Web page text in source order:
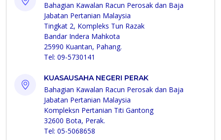
Bahagian Kawalan Racun Perosak dan Baja
Jabatan Pertanian Malaysia
Tingkat 2, Kompleks Tun Razak
Bandar Indera Mahkota
25990 Kuantan, Pahang.
Tel: 09-5730141
KUASAUSAHA NEGERI PERAK
Bahagian Kawalan Racun Perosak dan Baja
Jabatan Pertanian Malaysia
Kompleksn Pertanian Titi Gantong
32600 Bota, Perak.
Tel: 05-5068658